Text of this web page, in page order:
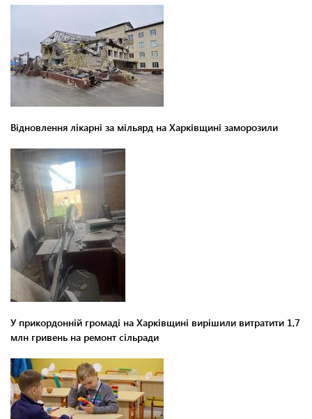
Відновлення лікарні за мільярд на Харківщині заморозили
У прикордонній громаді на Харківщині вирішили витратити 1,7
млн гривень на ремонт сільради